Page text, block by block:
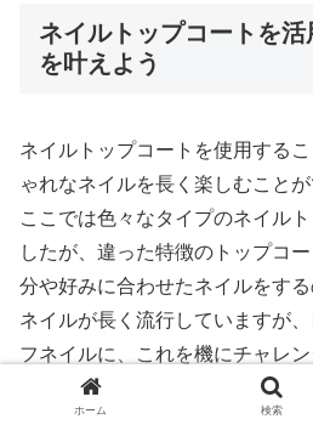
ネイルトップコートを
を叶えよう
ネイルトップコートを使用する
ゃれなネイルを長く楽しむことが
ここでは色々なタイプのネイル
したが、違った特徴のトップコ
分や好みに合わせたネイルをす
ネイルが長く流行していますが
フネイルに、これを機にチャレ
ょうか。
ホーム 検索